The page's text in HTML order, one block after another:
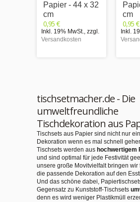
Papier - 44 x 32
cm
0,95 €
Inkl. 19% MwSt., zzgl.
Versandkosten
cm
0,95 €
Inkl.
tischsetmacher.de - Die
umweltfreundliche
Tischdekoration aus
Tischsets aus Papier sind nicht nur
Dekoration wenn es mal schnell
Tischsets werden aus hochwertigem
und sind optimal für jede Festivität
unsere große Movitvielfalt bringen wir
die passende Dekoration auf den
Und das schöne dabei,
Gegensatz zu Kunststoff-Tischsets
denn es wird weniger Plastikmüll